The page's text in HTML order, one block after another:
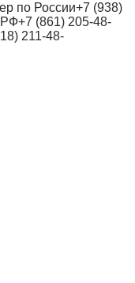
по России+7 (938)
РФ+7 (861) 205-48-
211-48-